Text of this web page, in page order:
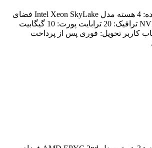
رم: 8 گیگابایت پردازنده: 4 هسته مدل Intel Xeon SkyLake فضای
هارد: 80 گیگابایت NVMe ترافیک: 20 ترابایت پورت: 10 گیگابیت
کاربر تحویل: فوری پس از پرداخت